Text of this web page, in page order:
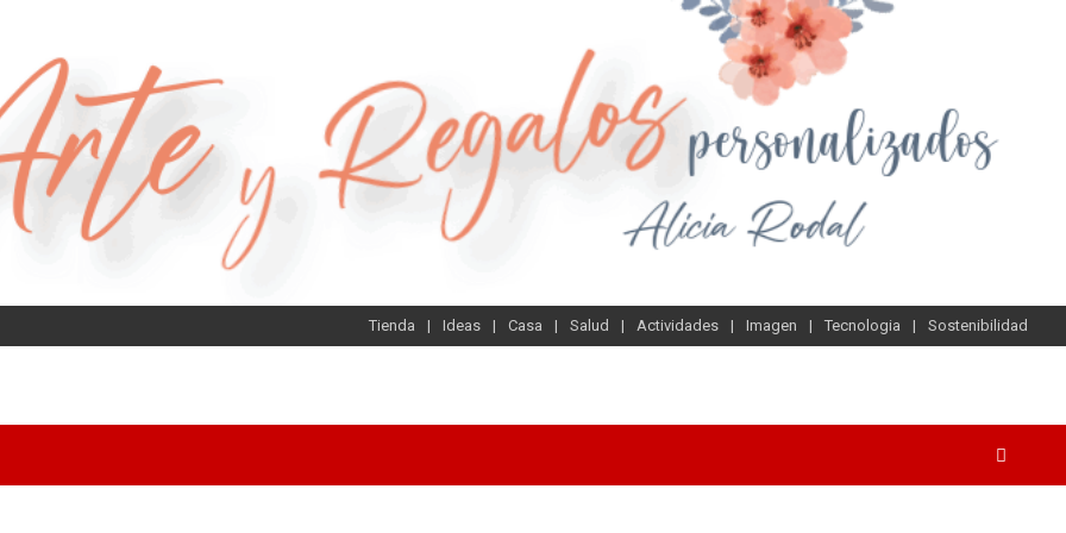
Tienda Ideas Casa Salud Actividades Imagen Tecnologia Sostenibilidad